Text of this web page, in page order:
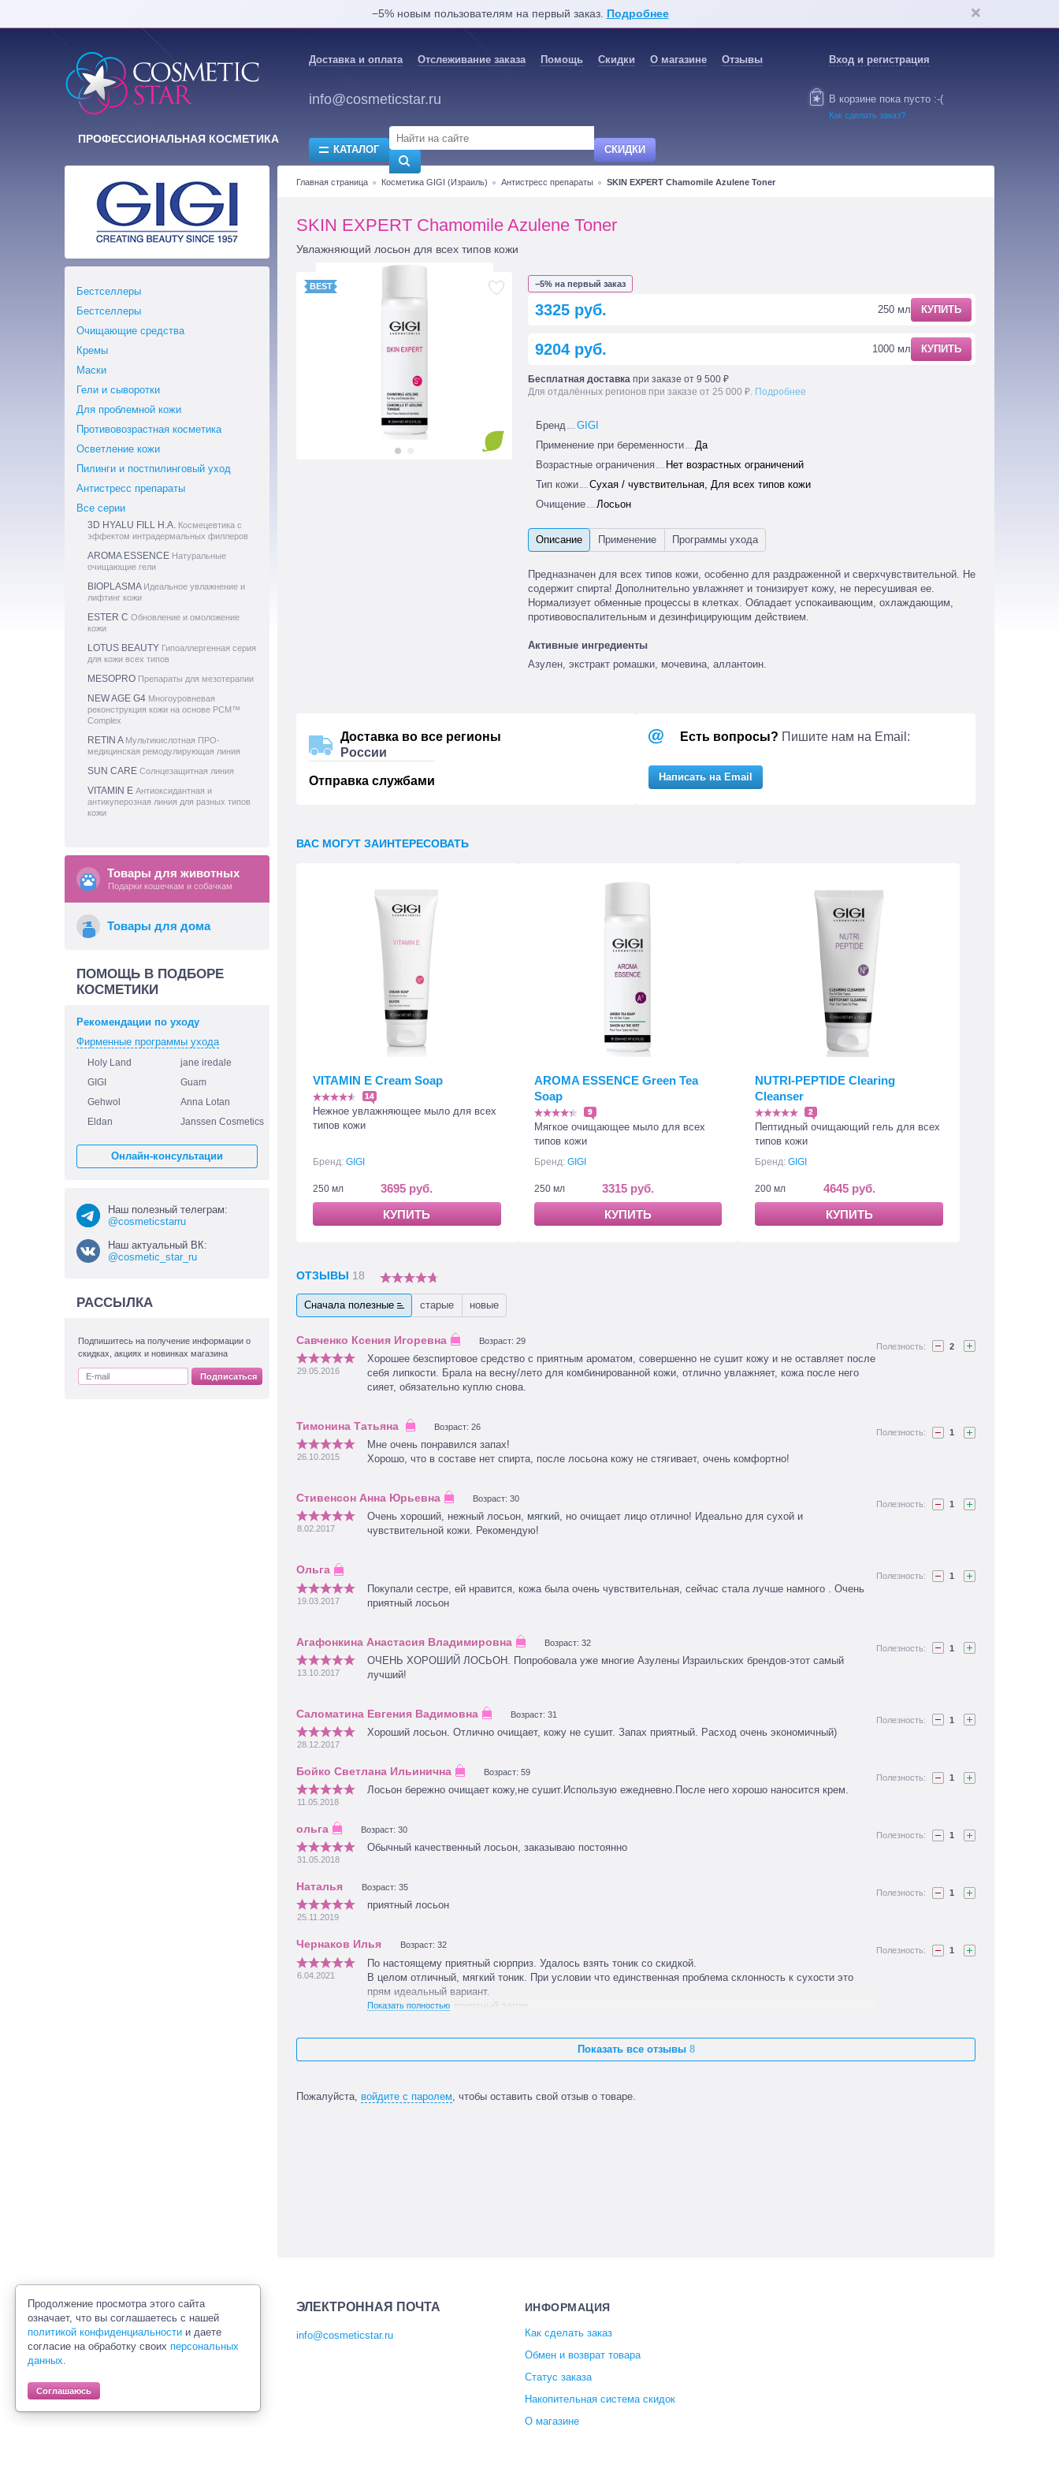
−5% новым пользователям на первый заказ. Подробнее
ПРОФЕССИОНАЛЬНАЯ КОСМЕТИКА
Доставка и оплата Отслеживание заказа Помощь Скидки О магазине Отзывы Вход и регистрация
info@cosmeticstar.ru
КАТАЛОГ СКИДКИ
В корзине пока пусто :-(
Как сделать заказ?
Главная страница Косметика GIGI (Израиль) Антистресс препараты SKIN EXPERT Chamomile Azulene Toner
SKIN EXPERT Chamomile Azulene Toner
Увлажняющий лосьон для всех типов кожи
−5% на первый заказ
3325 руб. 250 мл КУПИТЬ
9204 руб. 1000 мл КУПИТЬ
Бесплатная доставка при заказе от 9 500 ₽
Для отдалённых регионов при заказе от 25 000 ₽. Подробнее
Бренд
GIGI
Применение при беременности
Да
Возрастные ограничения
Нет возрастных ограничений
Тип кожи
Сухая / чувствительная, Для всех типов кожи
Очищение
Лосьон
Предназначен для всех типов кожи, особенно для раздраженной и сверхчувствительной. Не
содержит спирта! Дополнительно увлажняет и тонизирует кожу, не пересушивая ее.
Нормализует обменные процессы в клетках. Обладает успокаивающим, охлаждающим,
противовоспалительным и дезинфицирующим действием.
Активные ингредиенты
Азулен, экстракт ромашки, мочевина, аллантоин.
Доставка во все регионы
России
Отправка службами
Есть вопросы? Пишите нам на Email:
Написать на Email
ВАС МОГУТ ЗАИНТЕРЕСОВАТЬ
VITAMIN E Cream Soap
14
Нежное увлажняющее мыло для всех
типов кожи
Бренд: GIGI
250 мл
3695 руб.
КУПИТЬ
AROMA ESSENCE Green Tea
Soap
9
Мягкое очищающее мыло для всех
типов кожи
Бренд: GIGI
250 мл
3315 руб.
КУПИТЬ
NUTRI-PEPTIDE Clearing
Cleanser
2
Пептидный очищающий гель для всех
типов кожи
Бренд: GIGI
200 мл
4645 руб.
КУПИТЬ
ОТЗЫВЫ 18
Сначала полезные старые новые
2
Возраст: 29
29.05.2016
Хорошее безспиртовое средство с приятным ароматом, совершенно не сушит кожу и не оставляет после
себя липкости. Брала на весну/лето для комбинированной кожи, отлично увлажняет, кожа после него
сияет, обязательно куплю снова.
1
Возраст: 26
26.10.2015
Мне очень понравился запах!
Хорошо, что в составе нет спирта, после лосьона кожу не стягивает, очень комфортно!
1
Возраст: 30
8.02.2017
Очень хороший, нежный лосьон, мягкий, но очищает лицо отлично! Идеально для сухой и
чувствительной кожи. Рекомендую!
1
19.03.2017
Покупали сестре, ей нравится, кожа была очень чувствительная, сейчас стала лучше намного . Очень
приятный лосьон
1
Возраст: 32
13.10.2017
ОЧЕНЬ ХОРОШИЙ ЛОСЬОН. Попробовала уже многие Азулены Израильских брендов-этот самый
лучший!
1
Возраст: 31
28.12.2017
Хороший лосьон. Отлично очищает, кожу не сушит. Запах приятный. Расход очень экономичный)
1
Возраст: 59
11.05.2018
Лосьон бережно очищает кожу,не сушит.Использую ежедневно.После него хорошо наносится крем.
1
Возраст: 30
31.05.2018
Обычный качественный лосьон, заказываю постоянно
1
Возраст: 35
25.11.2019
приятный лосьон
1
Возраст: 32
6.04.2021
По настоящему приятный сюрприз. Удалось взять тоник со скидкой.
В целом отличный, мягкий тоник. При условии что единственная проблема склонность к сухости это
прям идеальный вариант.
Кроме того очень приятный запах.
Показать полностью
Показать все отзывы 8
Пожалуйста, войдите с паролем , чтобы оставить свой отзыв о товаре.
Бестселлеры
Бестселлеры
Очищающие средства
Кремы
Маски
Гели и сыворотки
Для проблемной кожи
Противовозрастная косметика
Осветление кожи
Пилинги и постпилинговый уход
Антистресс препараты
Все серии
3D HYALU FILL H.A. Космецевтика с
эффектом интрадермальных филлеров
AROMA ESSENCE Натуральные
очищающие гели
BIOPLASMA Идеальное увлажнение и
лифтинг кожи
ESTER C Обновление и омоложение
кожи
LOTUS BEAUTY Гипоаллергенная серия
для кожи всех типов
MESOPRO Препараты для мезотерапии
NEW AGE G4 Многоуровневая
реконструкция кожи на основе PCM™
Complex
RETIN A Мультикислотная ПРО-
медицинская ремодулирующая линия
SUN CARE Солнцезащитная линия
VITAMIN E Антиоксидантная и
антикуперозная линия для разных типов
кожи
Товары для животных
Подарки кошечкам и собачкам
Товары для дома
ПОМОЩЬ В ПОДБОРЕ
КОСМЕТИКИ
Рекомендации по уходу
Фирменные программы ухода
Holy Land
jane iredale
GIGI
Guam
Gehwol
Anna Lotan
Eldan
Janssen Cosmetics
Онлайн-консультации
Наш полезный телеграм:
@cosmeticstarru
Наш актуальный ВК:
@cosmetic_star_ru
РАССЫЛКА
Подпишитесь на получение информации о
скидках, акциях и новинках магазина
Подписаться
Политика конфиденциальности
данных
ЭЛЕКТРОННАЯ ПОЧТА
info@cosmeticstar.ru
ИНФОРМАЦИЯ
Как сделать заказ
Обмен и возврат товара
Статус заказа
Накопительная система скидок
О магазине
Продолжение просмотра этого сайта
означает, что вы соглашаетесь с нашей
политикой конфиденциальности и даете
согласие на обработку своих персональных
данных.
Соглашаюсь